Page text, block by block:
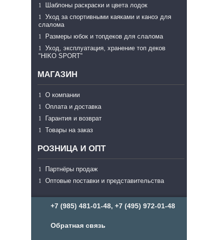
Шаблоны раскраски и цвета лодок
Уход за спортивными каяками и каноэ для
слалома
Размеры юбок и топдеков для слалома
Уход, эксплуатация, хранение топ деков
"HIKO SPORT"
МАГАЗИН
О компании
Оплата и доставка
Гарантия и возврат
Товары на заказ
РОЗНИЦА И ОПТ
Партнёры продаж
Оптовые поставки и представительства
+7 (985) 481-01-48, +7 (495) 972-01-48
Обратная связь